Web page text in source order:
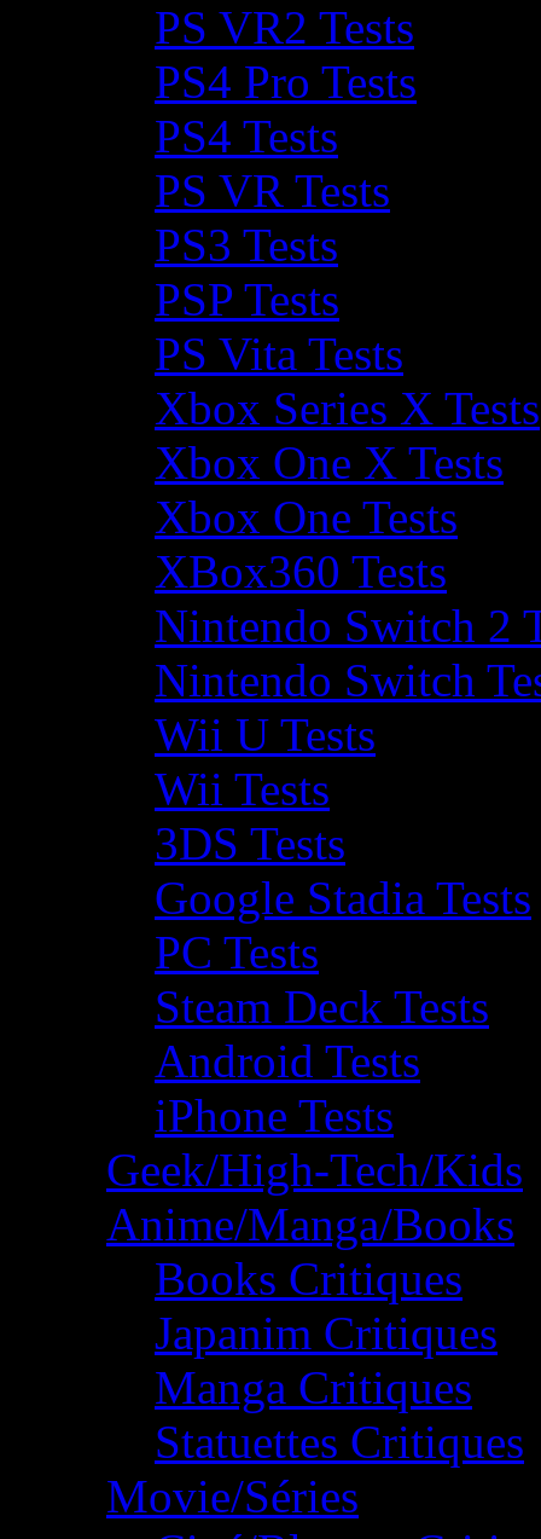
PS VR2 Tests
PS4 Pro Tests
PS4 Tests
PS VR Tests
PS3 Tests
PSP Tests
PS Vita Tests
Xbox Series X Tests
Xbox One X Tests
Xbox One Tests
XBox360 Tests
Nintendo Switch 2
Nintendo Switch
Wii U Tests
Wii Tests
3DS Tests
Google Stadia Tests
PC Tests
Steam Deck Tests
Android Tests
iPhone Tests
Geek/High-Tech/Kids
Anime/Manga/Books
Books Critiques
Japanim Critiques
Manga Critiques
Statuettes Critiques
Movie/Séries